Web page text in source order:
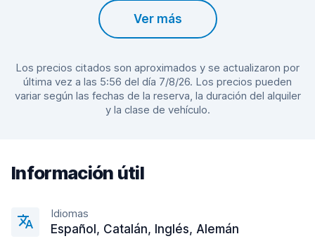
Ver más
Los precios citados son aproximados y se actualizaron por
última vez a las 5:56 del día 7/8/26. Los precios pueden
variar según las fechas de la reserva, la duración del alquiler
y la clase de vehículo.
Información útil
Idiomas
Español, Catalán, Inglés, Alemán